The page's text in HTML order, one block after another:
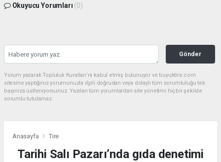
Okuyucu Yorumları (0)
Gönder
Yorum yazarak Topluluk Kuralları’nı kabul etmiş bulunuyor ve buyuktire.com
sitesine yaptığınız yorumunuzla ilgili doğrudan veya dolaylı tüm sorumluluğu tek
başınıza üstleniyorsunuz. Yazılan tüm yorumlardan site yönetimi hiçbir şekilde
sorumlu tutulamaz.
Anasayfa Tire
Tarihi Salı Pazarı’nda gıda denetimi